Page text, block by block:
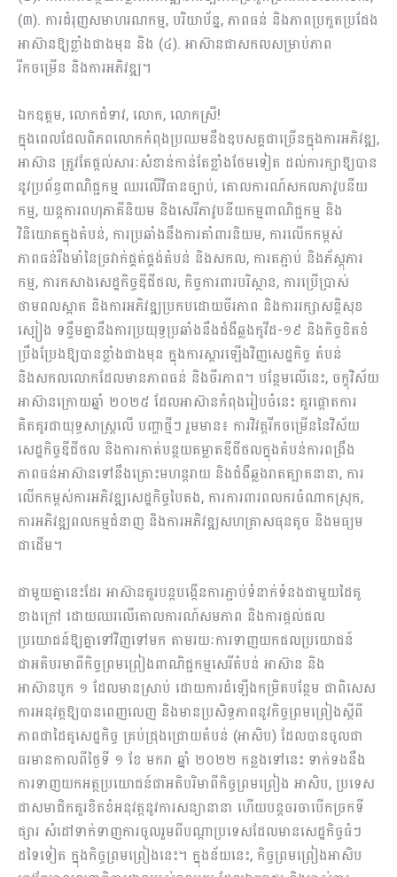
(៣). ការជំរុញសមាហរណកម្ម, បរិយាប័ន្ន, ភាពធន់ និងភាពប្រកួតប្រជែង
អាស៊ានឱ្យខ្លាំងជាងមុន និង (៤). អាស៊ានជាសកលសម្រាប់ភាព
រីកចម្រើន និងការអភិវឌ្ឍ។
ឯកឧត្តម, លោកជំទាវ, លោក, លោកស្រី!
ក្នុងពេលដែលពិភពលោកកំពុងប្រឈមនឹងឧបសគ្គជាច្រើនក្នុងការអភិវឌ្ឍ,
អាស៊ាន ត្រូវតែផ្តល់សារៈសំខាន់កាន់តែខ្លាំងថែមទៀត ដល់ការក្សាឱ្យបាន
នូវប្រព័ន្ធពាណិជ្ជកម្ម ឈរលើវិធានច្បាប់, គោលការណ៍សកលភាវូបនីយ
កម្ម, យន្តការពហុភាគីនិយម និងសេរីភាវូបនីយកម្មពាណិជ្ជកម្ម និង
វិនិយោគក្នុងតំបន់, ការប្រឆាំងនឹងការគាំពារនិយម, ការលើកកម្ពស់
ភាពធន់រឹងមាំនៃច្រវាក់ផ្គត់ផ្គង់តំបន់ និងសកល, ការតភ្ជាប់ និងភ័ស្តុភារ
កម្ម, ការកសាងសេដ្ឋកិច្ចឌីជីថល, កិច្ចការពារបរិស្ថាន, ការប្រើប្រាស់
ថាមពលស្អាត និងការអភិវឌ្ឍប្រកបដោយចីរភាព និងការរក្សាសន្តិសុខ
ស្បៀង ទន្ទឹមគ្នានឹងការប្រយុទ្ធប្រឆាំងនឹងជំងឺឆ្លងកូវីដ-១៩ និងកិច្ចខិតខំ
ប្រឹងប្រែងឱ្យបានខ្លាំងជាងមុន ក្នុងការស្ដារឡើងវិញសេដ្ឋកិច្ច តំបន់
និងសកលលោកដែលមានភាពធន់ និងចីរភាព។ បន្ថែមលើនេះ, ចក្ខុវិស័យ
អាស៊ានក្រោយឆ្នាំ ២០២៥ ដែលអាស៊ានកំពុងរៀបចំនេះ គួរផ្តោតការ
គិតគូរជាយុទ្ធសាស្ត្រលើ បញ្ហាថ្មីៗ រួមមាន៖ ការវិវត្តរីកចម្រើននៃវិស័យ
សេដ្ឋកិច្ចឌីជីថល និងការកាត់បន្ថយគម្លាតឌីជីថលក្នុងតំបន់ការពង្រឹង
ភាពធន់អាស៊ានទៅនឹងគ្រោះមហន្តរាយ និងជំងឺឆ្លងរាតត្បាតនានា, ការ
លើកកម្ពស់ការអភិវឌ្ឍសេដ្ឋកិច្ចបៃតង, ការការពារពលករចំណាកស្រុក,
ការអភិវឌ្ឍពលកម្មជំនាញ និងការអភិវឌ្ឍសហគ្រាសធុនតូច និងមធ្យម
ជាដើម។
ជាមួយគ្នានេះដែរ អាស៊ានគួរបន្តបង្កើនការភ្ជាប់ទំនាក់ទំនងជាមួយដៃគូ
ខាងក្រៅ ដោយឈរលើគោលការណ៍សមភាព និងការផ្ដល់ផល
ប្រយោជន៍ឱ្យគ្នាទៅវិញទៅមក តាមរយៈការទាញយកផលប្រយោជន៍
ជាអតិបរមាពីកិច្ចព្រមព្រៀងពាណិជ្ជកម្មសេរីតំបន់ អាស៊ាន និង
អាស៊ានបូក ១ ដែលមានស្រាប់ ដោយការដំឡើងកម្រិតបន្ថែម ជាពិសេស
ការអនុវត្តឱ្យបានពេញលេញ និងមានប្រសិទ្ធភាពនូវកិច្ចព្រមព្រៀងស្តីពី
ភាពជាដៃគូសេដ្ឋកិច្ច គ្រប់ជ្រុងជ្រោយតំបន់ (អាសិប) ដែលបានចូលជា
ធរមានកាលពីថ្ងៃទី ១ ខែ មករា ឆ្នាំ ២០២២ កន្លងទៅនេះ ទាក់ទងនឹង
ការទាញយកអត្ថប្រយោជន៍ជាអតិបរិមាពីកិច្ចព្រមព្រៀង អាសិប, ប្រទេស
ជាសមាជិកគួរខិតខំអនុវត្តនូវការសន្យានានា ហើយបន្តចរចាបើកច្រកទី
ផ្សារ សំដៅទាក់ទាញការចូលរួមពីបណ្តាប្រទេសដែលមានសេដ្ឋកិច្ចធំៗ
ដទៃទៀត ក្នុងកិច្ចព្រមព្រៀងនេះ។ ក្នុងន័យនេះ, កិច្ចព្រមព្រៀងអាសិប